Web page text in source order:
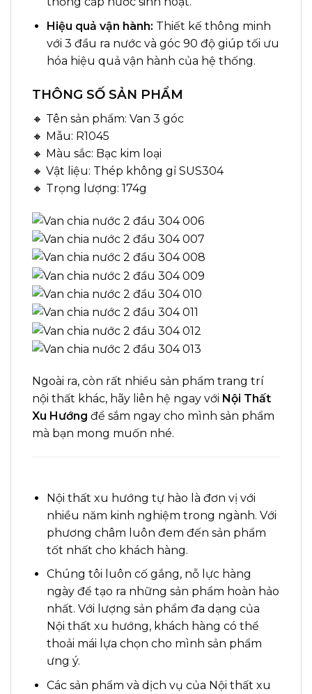
Hiệu quả vận hành: Thiết kế thông minh
với 3 đầu ra nước và góc 90 độ giúp tối ưu
hóa hiệu quả vận hành của hệ thống.
THÔNG SỐ SẢN PHẨM
🔸 Tên sản phẩm: Van 3 góc
🔸 Mẫu: R1045
🔸 Màu sắc: Bạc kim loại
🔸 Vật liệu: Thép không gỉ SUS304
🔸 Trọng lượng: 174g
Ngoài ra, còn rất nhiều sản phẩm trang trí
nội thất khác, hãy liên hệ ngay với Nội Thất
Xu Hướng để sắm ngay cho mình sản phẩm
mà bạn mong muốn nhé.
Nội thất xu hướng tự hào là đơn vị với
nhiều năm kinh nghiệm trong ngành. Với
phương châm luôn đem đến sản phẩm
tốt nhất cho khách hàng.
Chúng tôi luôn cố gắng, nỗ lực hàng
ngày để tạo ra những sản phẩm hoàn hảo
nhất. Với lượng sản phẩm đa dạng của
Nội thất xu hướng, khách hàng có thể
thoải mái lựa chọn cho mình sản phẩm
ưng ý.
Các sản phẩm và dịch vụ của Nội thất xu